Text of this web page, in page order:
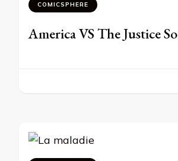
COMICSPHERE
America VS The Justice